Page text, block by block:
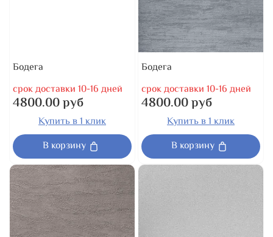
Бодега
срок доставки 10-16 дней
4800.00 руб
Купить в 1 клик
В корзину
Бодега
срок доставки 10-16 дней
4800.00 руб
Купить в 1 клик
В корзину